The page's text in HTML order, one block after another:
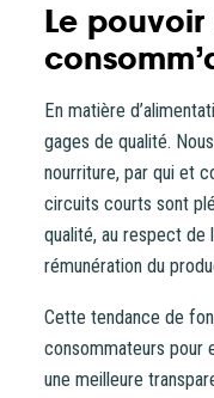
Le pouvoir
En matière
gages de qualité.
nourriture, par qui et
circuits courts sont
qualité, au respect de
rémunération du
Cette tendance de
consommateurs pour
une meilleure
Vous entrez sur
CoopHub
Coophub est la
développée par
d’acheter vos actions